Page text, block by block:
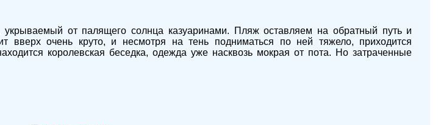
от палящего солнца казуаринами. Пляж оставляем на обратный путь и
вверх очень круто, и несмотря на тень подниматься по ней тяжело, приходится
королевская беседка, одежда уже насквозь мокрая от пота. Но затраченные